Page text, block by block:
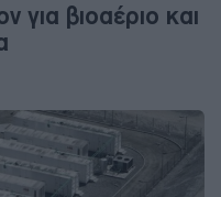
για βιοαέριο και